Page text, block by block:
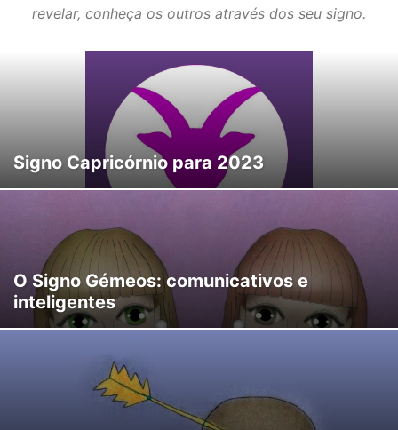
revelar, conheça os outros através dos seu signo.
Signo Capricórnio para 2023
O Signo Gémeos: comunicativos e
inteligentes